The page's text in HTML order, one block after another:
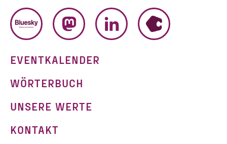
BLUESKYMASTODONLINKEDINHUMHUB
EVENTKALENDER
WÖRTERBUCH
UNSERE WERTE
KONTAKT